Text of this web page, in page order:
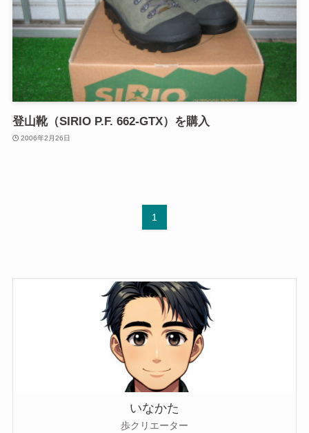
登山靴（SIRIO P.F. 662-GTX）を購入
2006年2月26日
1
いなかた
歩クリエーター